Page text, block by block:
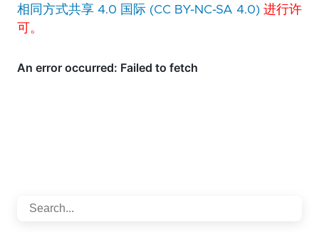
相同方式共享 4.0 国际 (CC BY-NC-SA 4.0) 进行许
可。